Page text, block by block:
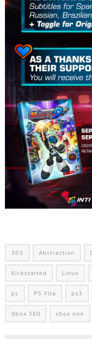
3DS Abstraction
Kickstarted Linux
pc PS Vita ps3
Xbox 360 xbox one